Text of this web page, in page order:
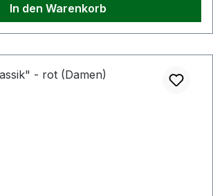
In den Warenkorb